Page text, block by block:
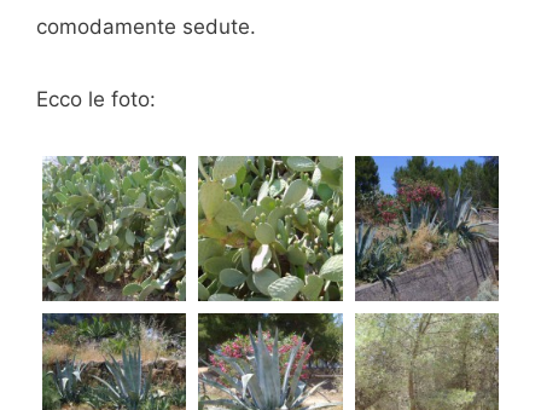
comodamente sedute.
Ecco le foto: